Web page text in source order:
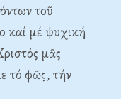
τοῦ
καί μέ ψυχική
μᾶς
τό φῶς, τήν